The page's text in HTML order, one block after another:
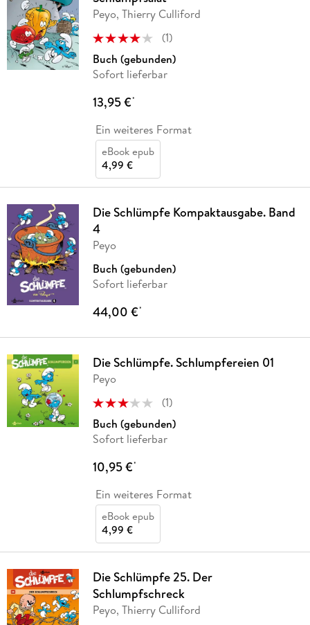
Peyo, Thierry Culliford
(1)
Buch (gebunden)
Sofort lieferbar
13,95 €*
Ein weiteres Format
eBook epub
4,99 €
Die Schlümpfe Kompaktausgabe. Band
4
Peyo
Buch (gebunden)
Sofort lieferbar
44,00 €*
Die Schlümpfe. Schlumpfereien 01
Peyo
(1)
Buch (gebunden)
Sofort lieferbar
10,95 €*
Ein weiteres Format
eBook epub
4,99 €
Die Schlümpfe 25. Der
Schlumpfschreck
Peyo, Thierry Culliford